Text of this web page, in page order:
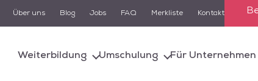
Über uns Blog Jobs FAQ Merkliste Kontakt
Weiterbildung Umschulung Für Unternehmen